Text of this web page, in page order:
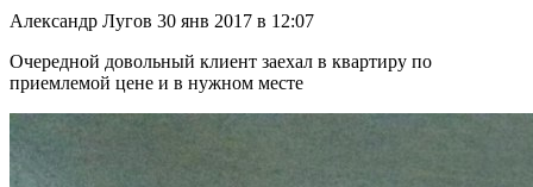
Александр Лугов 30 янв 2017 в 12:07
Очередной довольный клиент заехал в квартиру по
приемлемой цене и в нужном месте